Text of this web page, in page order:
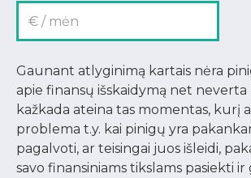
Gaunant atlyginimą kartais nėra
apie finansų išskaidymą net neverta
kažkada ateina tas momentas, kurį
problema t.y. kai pinigų yra
pagalvoti, ar teisingai juos išleidi,
savo finansiniams tikslams pasiekti ir